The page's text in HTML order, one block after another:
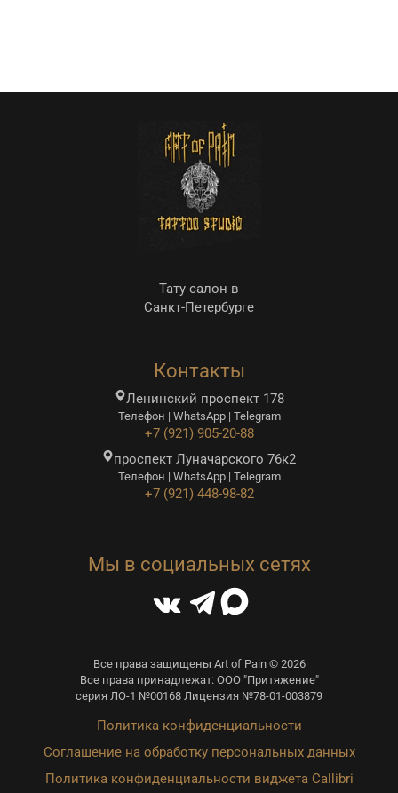
Тату салон в
Санкт-Петербурге
Контакты
Ленинский проспект 178
Телефон | WhatsApp | Telegram
+7 (921) 905-20-88
проспект Луначарского 76к2
Телефон | WhatsApp | Telegram
+7 (921) 448-98-82
Мы в социальных сетях
Все права защищены Art of Pain © 2026
Все права принадлежат: ООО "Притяжение"
серия ЛО-1 №00168 Лицензия №78-01-003879
Политика конфиденциальности
Соглашение на обработку персональных данных
Политика конфиденциальности виджета Callibri